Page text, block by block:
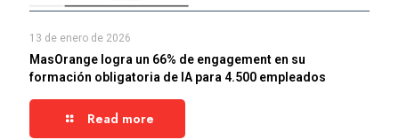
13 de enero de 2026
MasOrange logra un 66% de engagement en su
formación obligatoria de IA para 4.500 empleados
Read more